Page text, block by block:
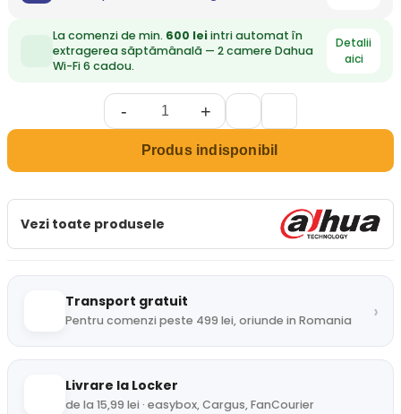
La comenzi de min. 600 leiintri automat în
extragerea săptămânală — 2 camere Dahua
Wi-Fi 6 cadou.
Detalii
aici
- +
Produs indisponibil
Vezi toate produsele
Transport gratuit
Pentru comenzi peste 499 lei, oriunde in Romania ›
Livrare la Locker
de la 15,99 lei · easybox, Cargus, FanCourier